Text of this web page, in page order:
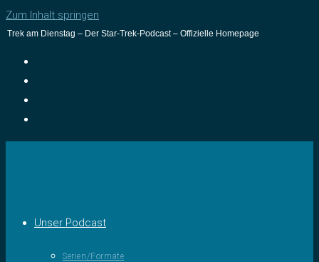
Zum Inhalt springen
Trek am Dienstag – Der Star-Trek-Podcast – Offizielle Homepage
Unser Podcast
Serien/Formate